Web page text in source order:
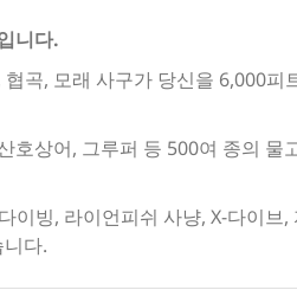
니다.
곡, 모래 사구가 당신을 6,000피
상어, 그루퍼 등 500여 종의 물
빙, 라이언피쉬 사냥, X-다이브
다.